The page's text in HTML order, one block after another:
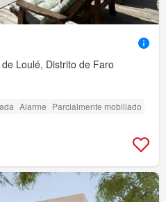
Loulé, Distrito de Faro
Alarme Parcialmente mobiliado